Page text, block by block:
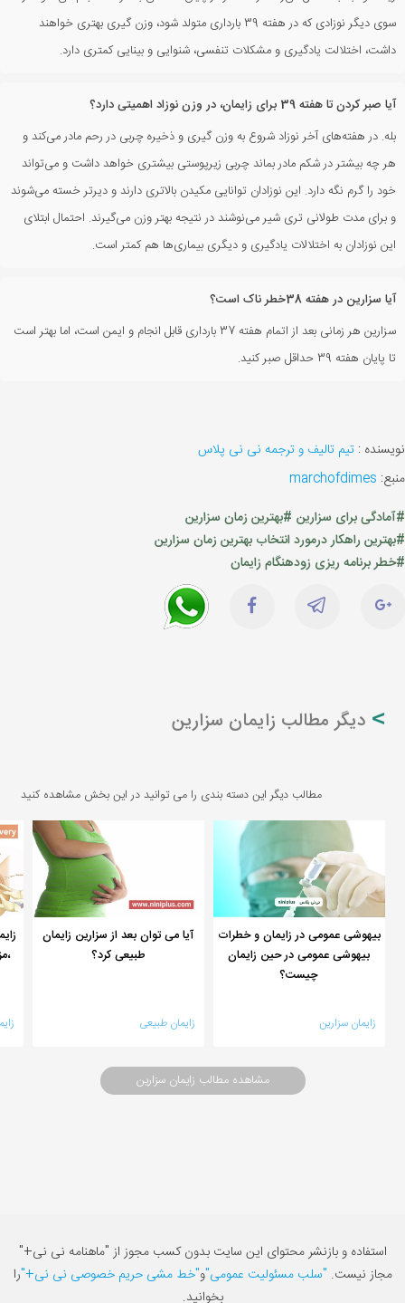
سوی دیگر نوزادی که در هفته 39 بارداری متولد شود، وزن گیری بهتری خواهند
داشت، اختلالت یادگیری و مشکلات تنفسی، شنوایی و بینایی کمتری دارد.
آیا صبر کردن تا هفته 39 برای زایمان، در وزن نوزاد اهمیتی دارد؟
بله. در هفته‌های آخر نوزاد شروع به وزن گیری و ذخیره چربی در رحم مادر می‌کند و
هر چه بیشتر در شکم مادر بماند چربی زیرپوستی بیشتری خواهد داشت و می‌تواند
خود را گرم نگه دارد. این نوزادان توانایی مکیدن بالاتری دارند و دیرتر خسته می‌شوند
و برای مدت طولانی تری شیر می‌نوشند در نتیجه بهتر وزن می‌گیرند. احتمال ابتلای
این نوزادان به اختلالات یادگیری و دیگری بیماری‌ها هم کمتر است.
آیا سزارین در هفته 38خطر ناک است؟
سزارین هر زمانی بعد از اتمام هفته 37 بارداری قابل انجام و ایمن است، اما بهتر است
تا پایان هفته 39 حداقل صبر کنید.
نویسنده : تیم تالیف و ترجمه نی نی پلاس
منبع: marchofdimes
#آمادگی برای سزارین #بهترین زمان سزارین
#بهترین راهکار درمورد انتخاب بهترین زمان سزارین
#خطر برنامه ریزی زودهنگام زایمان
دیگر مطالب زایمان سزارین
مطالب دیگر این دسته بندی را می توانید در این بخش مشاهده کنید
بیهوشی عمومی در زایمان و خطرات
بیهوشی عمومی در حین زایمان
چیست؟
زایمان سزارین
آیا می توان بعد از سزارین زايمان
طبيعی کرد؟
زایمان طبیعی
مشاهده مطالب زایمان سزارین
استفاده و بازنشر محتوای این سایت بدون کسب مجوز از "ماهنامه نی نی+"
مجاز نیست. "سلب مسئولیت عمومی"و"خط مشی حریم خصوصی نی نی+"را
بخوانید.